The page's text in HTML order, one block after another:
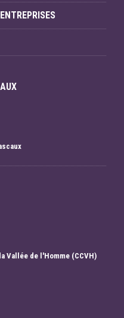
Vallée de l'Homme (CCVH)